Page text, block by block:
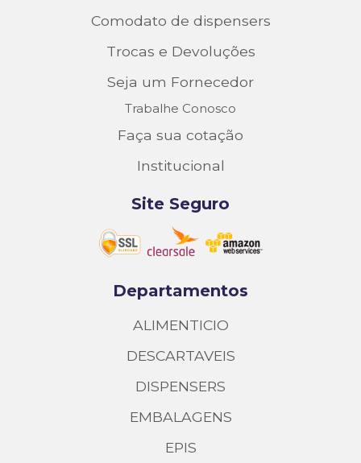
Comodato de dispensers
Trocas e Devoluções
Seja um Fornecedor
Trabalhe Conosco
Faça sua cotação
Institucional
Site Seguro
Departamentos
ALIMENTICIO
DESCARTAVEIS
DISPENSERS
EMBALAGENS
EPIS